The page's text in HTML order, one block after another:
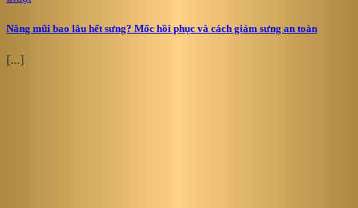
Nâng mũi bao lâu hết sưng? Mốc hồi phục và cách giảm sưng an toàn
[...]